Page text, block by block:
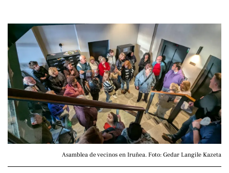
Asamblea de vecinos en Iruñea. Foto: Gedar Langile Kazeta